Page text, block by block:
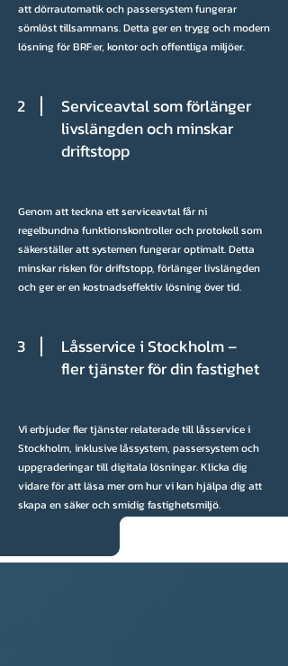
att dörrautomatik och passersystem fungerar
sömlöst tillsammans. Detta ger en trygg och modern
lösning för BRF:er, kontor och offentliga miljöer.
2
Serviceavtal som förlänger
livslängden och minskar
driftstopp
Genom att teckna ett serviceavtal får ni
regelbundna funktionskontroller och protokoll som
säkerställer att systemen fungerar optimalt. Detta
minskar risken för driftstopp, förlänger livslängden
och ger er en kostnadseffektiv lösning över tid.
3
Låsservice i Stockholm –
fler tjänster för din fastighet
Vi erbjuder fler tjänster relaterade till låsservice i
Stockholm, inklusive låssystem, passersystem och
uppgraderingar till digitala lösningar. Klicka dig
vidare för att läsa mer om hur vi kan hjälpa dig att
skapa en säker och smidig fastighetsmiljö.